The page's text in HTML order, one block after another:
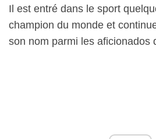
Il est entré dans le sport
champion du monde et
son nom parmi les aficionados